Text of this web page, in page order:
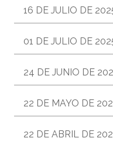
16 DE JULIO DE
01 DE JULIO DE
24 DE JUNIO DE
22 DE MAYO DE
22 DE ABRIL DE